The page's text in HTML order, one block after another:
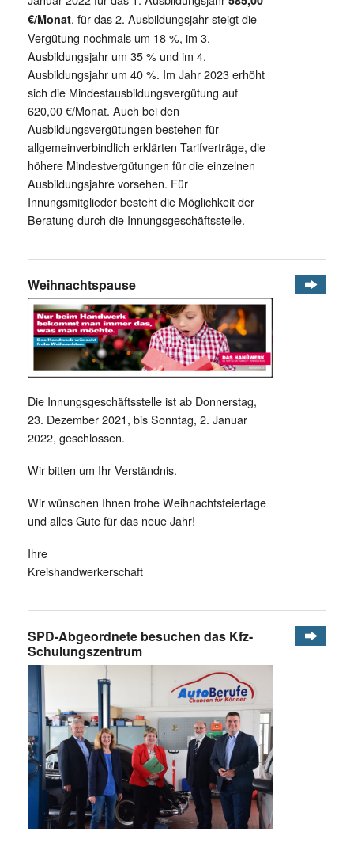
€/Monat, für das 2. Ausbildungsjahr steigt die
Vergütung nochmals um 18 %, im 3.
Ausbildungsjahr um 35 % und im 4.
Ausbildungsjahr um 40 %. Im Jahr 2023 erhöht
sich die Mindestausbildungsvergütung auf
620,00 €/Monat. Auch bei den
Ausbildungsvergütungen bestehen für
allgemeinverbindlich erklärten Tarifverträge, die
höhere Mindestvergütungen für die einzelnen
Ausbildungsjahre vorsehen. Für
Innungsmitglieder besteht die Möglichkeit der
Beratung durch die Innungsgeschäftsstelle.
Weihnachtspause
Die Innungsgeschäftsstelle ist ab Donnerstag,
23. Dezember 2021, bis Sonntag, 2. Januar
2022, geschlossen.
Wir bitten um Ihr Verständnis.
Wir wünschen Ihnen frohe Weihnachtsfeiertage
und alles Gute für das neue Jahr!
Ihre
Kreishandwerkerschaft
SPD-Abgeordnete besuchen das Kfz-
Schulungszentrum